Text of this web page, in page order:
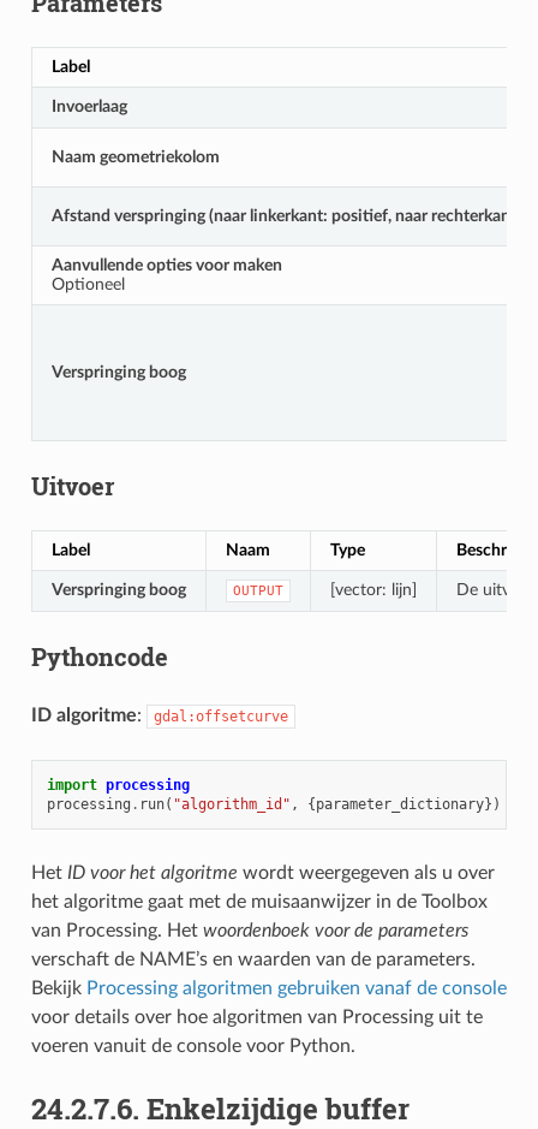
Label
Invoerlaag
Naam geometriekolom
Afstand verspringing (naar linkerkant: positief, naar rechterkant:
Aanvullende opties voor maken
Optioneel
Verspringing boog
Uitvoer
Label Naam Type
Verspringing boog OUTPUT [vector: lijn] De
Pythoncode
ID algoritme: gdal:offsetcurve
import processing
processing . run( "algorithm_id" , {parameter_dictionary})
Het ID voor het algoritme wordt weergegeven als u over
het algoritme gaat met de muisaanwijzer in de Toolbox
van Processing. Het woordenboek voor de parameters
verschaft de NAME’s en waarden van de parameters.
Bekijk Processing algoritmen gebruiken vanaf de console
voor details over hoe algoritmen van Processing uit te
voeren vanuit de console voor Python.
24.2.7.6. Enkelzijdige buffer